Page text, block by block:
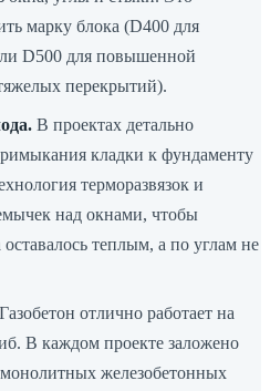
марку блока (D400 для
D500 для повышенной
перекрытий).
В проектах детально
кладки к фундаменту
терморазвязок и
над окнами, чтобы
оставалось теплым, а по углам не
Газобетон отлично работает на
В каждом проекте заложено
монолитных железобетонных